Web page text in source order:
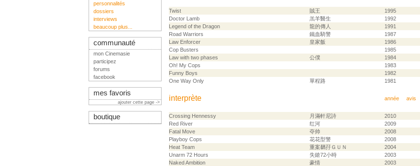
Twist 賊王 1995
Doctor Lamb
羔羊醫生 1992
Legend of the Dragon
龍的傳人 1991
Road Warriors
鐵血騎警 1987
Law Enforcer
皇家飯 1986
Cop Busters
1985
Law with two phases
公僕 1984
Oh! My Cops
1983
Funny Boys
1982
One Way Only
單程路 1981
interprète année avis
Crossing Hennessy 月滿軒尼詩 2010
Red River
红河 2009
Fatal Move
夺帅 2008
Playboy Cops
花花型警 2008
Heat Team
重案黐孖ＧＵＮ 2004
Unarm 72 Hours
失鎗72小時 2003
Naked Ambition
豪情 2003
personnalités
dossiers
interviews
beaucoup plus...
communauté
mon Cinemasie
participez
forums
facebook
mes favoris
ajouter cette page ->
boutique